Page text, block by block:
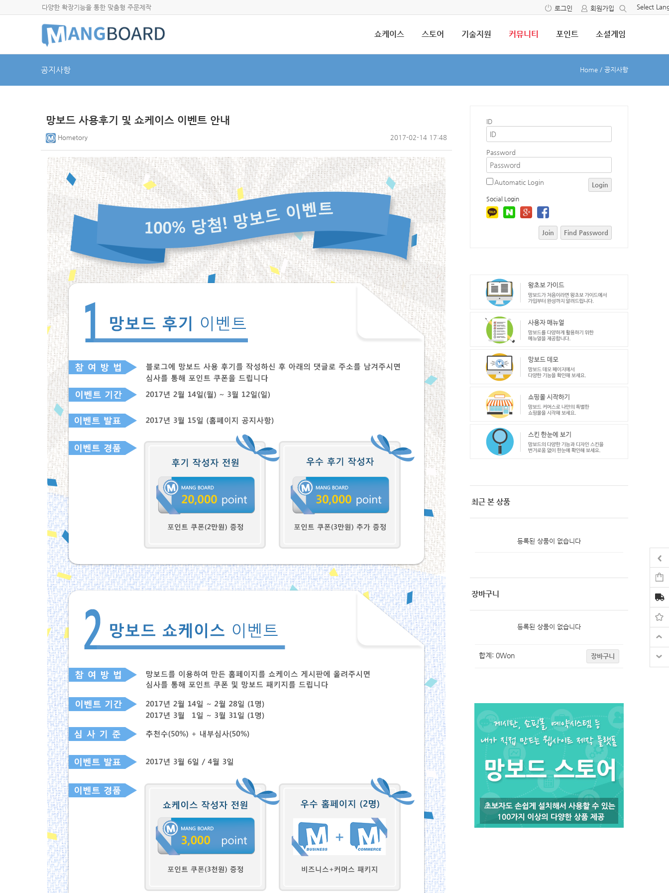
다양한 확장기능을 통한 맞춤형 주문제작 Select
로그인 회원가입
쇼케이스 스토어 기술지원 커뮤니티 포인트 소셜게임
공지사항 Home / 공지사항
망보드 사용후기 및 쇼케이스 이벤트 안내
Hometory 2017-02-14 17:48
ID
Password
Automatic Login Login
Social Login
Join Find Password
최근 본 상품
등록된 상품이 없습니다
장바구니
등록된 상품이 없습니다
합계: 0Won 장바구니